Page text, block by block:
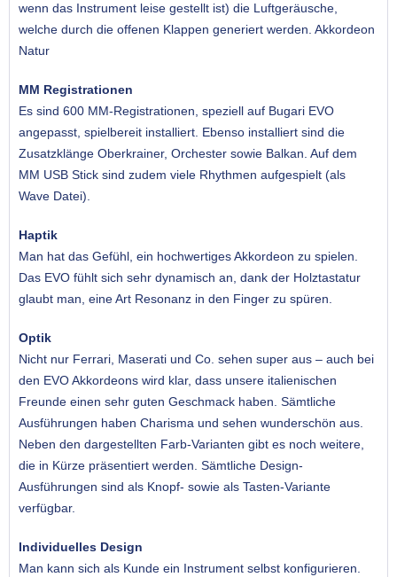
wenn das Instrument leise gestellt ist) die Luftgeräusche,
welche durch die offenen Klappen generiert werden. Akkordeon
Natur
MM Registrationen
Es sind 600 MM-Registrationen, speziell auf Bugari EVO
angepasst, spielbereit installiert. Ebenso installiert sind die
Zusatzklänge Oberkrainer, Orchester sowie Balkan. Auf dem
MM USB Stick sind zudem viele Rhythmen aufgespielt (als
Wave Datei).
Haptik
Man hat das Gefühl, ein hochwertiges Akkordeon zu spielen.
Das EVO fühlt sich sehr dynamisch an, dank der Holztastatur
glaubt man, eine Art Resonanz in den Finger zu spüren.
Optik
Nicht nur Ferrari, Maserati und Co. sehen super aus – auch bei
den EVO Akkordeons wird klar, dass unsere italienischen
Freunde einen sehr guten Geschmack haben. Sämtliche
Ausführungen haben Charisma und sehen wunderschön aus.
Neben den dargestellten Farb-Varianten gibt es noch weitere,
die in Kürze präsentiert werden. Sämtliche Design-
Ausführungen sind als Knopf- sowie als Tasten-Variante
verfügbar.
Individuelles Design
Man kann sich als Kunde ein Instrument selbst konfigurieren.